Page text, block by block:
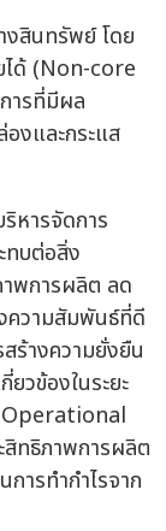
งสินทรัพย์ โดย
ได้ (Non-core
ารที่มีผล
งและกระแส
หารจัดการ
ทบต่อสิ่ง
าพการผลิต ลด
ความสัมพันธ์ที่ดี
ร้างความยั่งยืน
วข้องในระยะ
Operational
ทธิภาพการผลิต
การทำกำไรจาก